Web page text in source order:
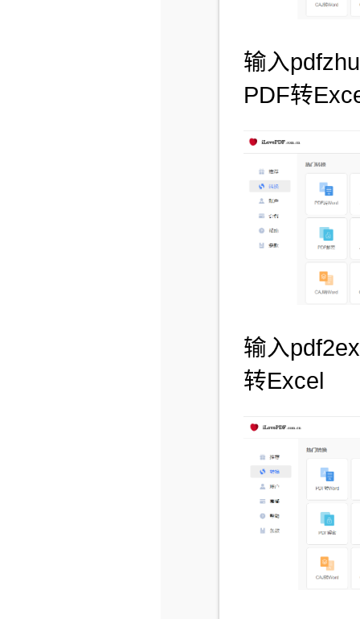
输入
PDF转
输入
转Excel